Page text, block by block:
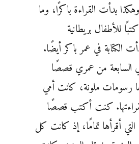
بدأت القراءة باكرًا، وما
للأطفال بريطانية
الكتابة في عمر باكر أيضًا.
من عمري قصصًا
رسومات ملونة، كانت أمي
كنت أكتب قصصًا
أقرأها تمامًا، إذ كانت كل